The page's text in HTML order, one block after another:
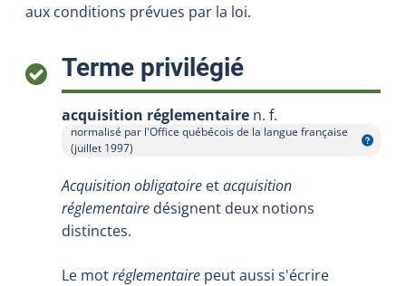
aux conditions prévues par la loi.
Terme privilégié:
acquisition réglementaire n. f.
normalisé par l'Office québécois de la langue française
(juillet 1997)
Afficher l'infobulle
Acquisition obligatoire etacquisition
réglementaire désignent deux notions
distinctes.
Le motréglementaire peut aussi s'écrire